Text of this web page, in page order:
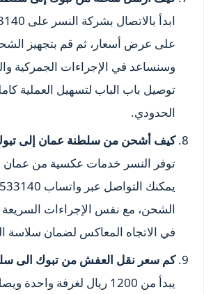
على عرض أسعار، ثم قم بتجهيز
وسنساعد في الإجراءات الجمركية
توصيل باب الباب لتسهيل العملية
الحدودي.
كيف أشحن من سلطنة عمان إلى
توفر النسر خدمات عكسية من عمان
الشحن، مع نفس الإجراءات السريعة
في الاتجاه المعاكس لضمان سلاسة
كم سعر نقل العفش من تبوك الى